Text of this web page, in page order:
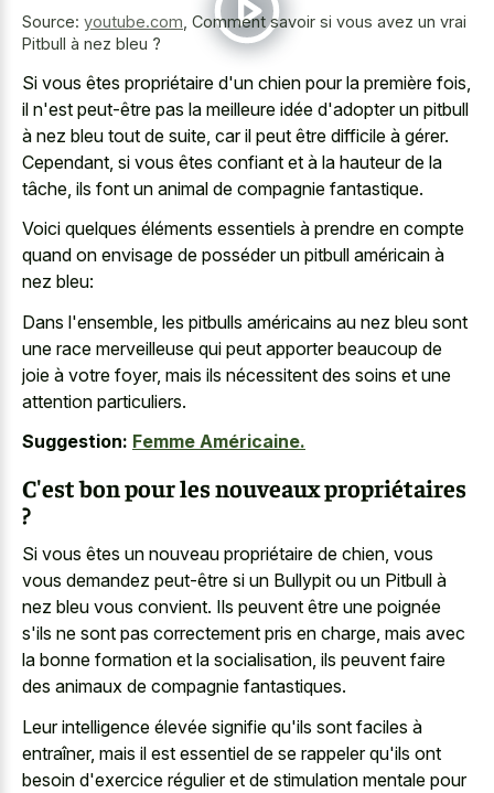
Source: youtube.com Comment savoir si vous avez un vrai
Pitbull à nez bleu ?
Si vous êtes propriétaire d'un chien pour la première fois,
il n'est peut-être pas la meilleure idée d'adopter un pitbull
à nez bleu tout de suite, car il peut être difficile à gérer.
Cependant, si vous êtes confiant et à la hauteur de la
tâche, ils font un animal de compagnie fantastique.
Voici quelques éléments essentiels à prendre en compte
quand on envisage de posséder un pitbull américain à
nez bleu:
Dans l'ensemble, les pitbulls américains au nez bleu sont
une race merveilleuse qui peut apporter beaucoup de
joie à votre foyer, mais ils nécessitent des soins et une
attention particuliers.
Suggestion: Femme Américaine.
C'est bon pour les nouveaux propriétaires
?
Si vous êtes un nouveau propriétaire de chien, vous
vous demandez peut-être si un Bullypit ou un Pitbull à
nez bleu vous convient. Ils peuvent être une poignée
s'ils ne sont pas correctement pris en charge, mais avec
la bonne formation et la socialisation, ils peuvent faire
des animaux de compagnie fantastiques.
Leur intelligence élevée signifie qu'ils sont faciles à
entraîner, mais il est essentiel de se rappeler qu'ils ont
besoin d'exercice régulier et de stimulation mentale pour